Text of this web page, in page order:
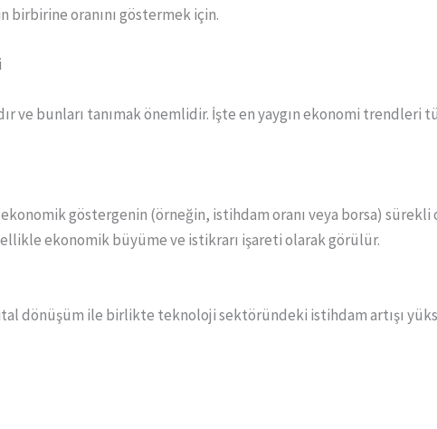
birbirine oranını göstermek için.
ve bunları tanımak önemlidir. İşte en yaygın ekonomi trendleri
göstergenin (örneğin, istihdam oranı veya borsa) sürekli
ekonomik büyüme ve istikrarı işareti olarak görülür.
dönüşüm ile birlikte teknoloji sektöründeki istihdam artışı